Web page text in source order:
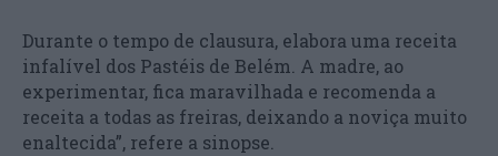
Durante o tempo de clausura, elabora uma receita
infalível dos Pastéis de Belém. A madre, ao
experimentar, fica maravilhada e recomenda a
receita a todas as freiras, deixando a noviça muito
enaltecida”, refere a sinopse.